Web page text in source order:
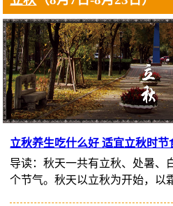
立秋养生吃什么好 适宜立秋时节
导读：秋天一共有立秋、处暑、
个节气。秋天以立秋为开始，以